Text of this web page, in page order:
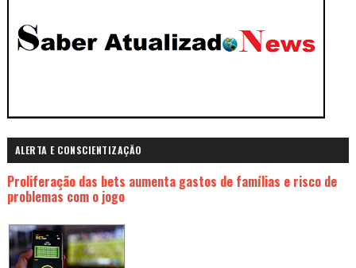
ALERTA E CONSCIENTIZAÇÃO
Proliferação das bets aumenta gastos de famílias e risco de
problemas com o jogo